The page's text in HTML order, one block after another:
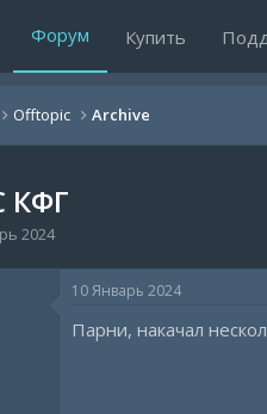
Форум Купить
Offtopic Archive
КФГ
2024
10 Январь 2024
Парни, накачал